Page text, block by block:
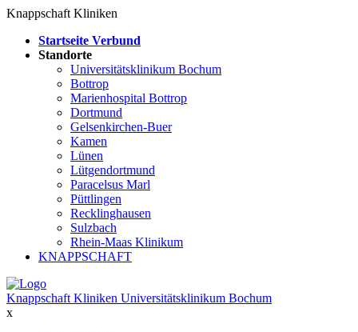
Knappschaft Kliniken
Startseite Verbund
Standorte
Universitätsklinikum Bochum
Bottrop
Marienhospital Bottrop
Dortmund
Gelsenkirchen-Buer
Kamen
Lünen
Lütgendortmund
Paracelsus Marl
Püttlingen
Recklinghausen
Sulzbach
Rhein-Maas Klinikum
KNAPPSCHAFT
Knappschaft Kliniken Universitätsklinikum Bochum
x